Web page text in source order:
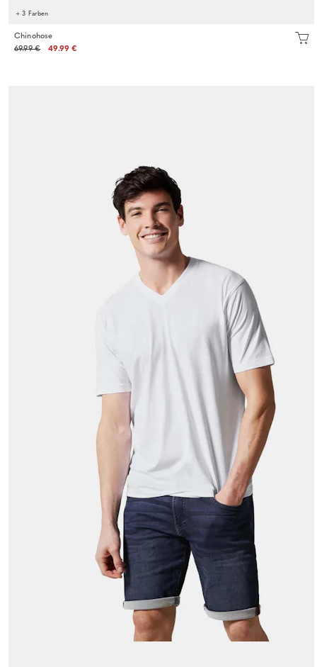
+ 3 Farben
Chinohose
69.99 €
49.99 €